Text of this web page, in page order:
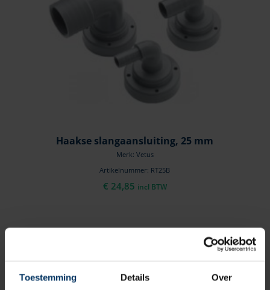
Toestemming Details Over
Haakse slangaansluiting, 25 mm
Merk: Vetus
Artikelnummer: RT25B
€ 24,85 incl BTW